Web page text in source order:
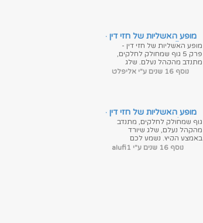
מופע האשליות של חזי דין -
פרק 5
מופע האשליות של חזי דין -
פרק 5 גוף שמחולק לחלקים,
מתנדב מהקהל נעלם, שלג
שיורד באמצע הקיץ. נשמע
נוסף 16 שנים ע"י אליפלט
מופע האשליות של חזי דין -
פרק 4
גוף שמחולק לחלקים, מתנדב
מהקהל נעלם, שלג שיורד
באמצע הקיץ. נשמע לכם
קסום? הקוסם חזי דין בתוכנית
נוסף 16 שנים ע"י alufi1